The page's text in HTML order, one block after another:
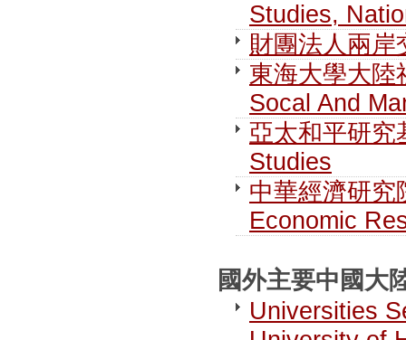
Studies,
財團法人兩
東海大學大陸
Socal And
亞太和平研究
Studies
中華經濟研
Economic
國外主要中國
Universities